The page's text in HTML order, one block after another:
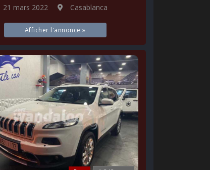
21 mars 2022 Casablanca
Afficher l'annonce »